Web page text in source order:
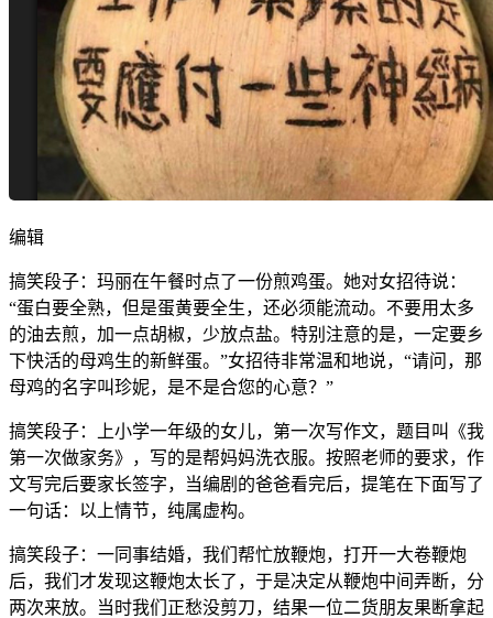
编辑
搞笑段子：玛丽在午餐时点了一份煎鸡蛋。她对女招待说：
“蛋白要全熟，但是蛋黄要全生，还必须能流动。不要用太多
的油去煎，加一点胡椒，少放点盐。特别注意的是，一定要乡
下快活的母鸡生的新鲜蛋。”女招待非常温和地说，“请问，那
母鸡的名字叫珍妮，是不是合您的心意？”
搞笑段子：上小学一年级的女儿，第一次写作文，题目叫《我
第一次做家务》，写的是帮妈妈洗衣服。按照老师的要求，作
文写完后要家长签字，当编剧的爸爸看完后，提笔在下面写了
一句话：以上情节，纯属虚构。
搞笑段子：一同事结婚，我们帮忙放鞭炮，打开一大卷鞭炮
后，我们才发现这鞭炮太长了，于是决定从鞭炮中间弄断，分
两次来放。当时我们正愁没剪刀，结果一位二货朋友果断拿起